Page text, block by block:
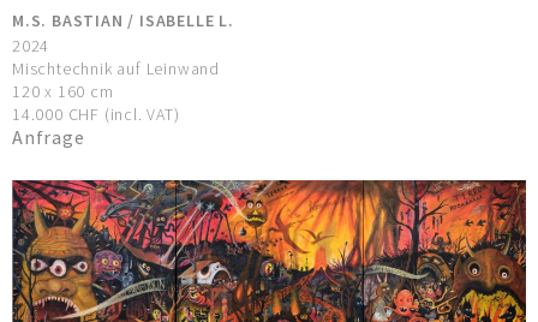
M.S. BASTIAN / ISABELLE L.
2024
Mischtechnik auf Leinwand
120 x 160 cm
14.000 CHF (incl. VAT)
Anfrage